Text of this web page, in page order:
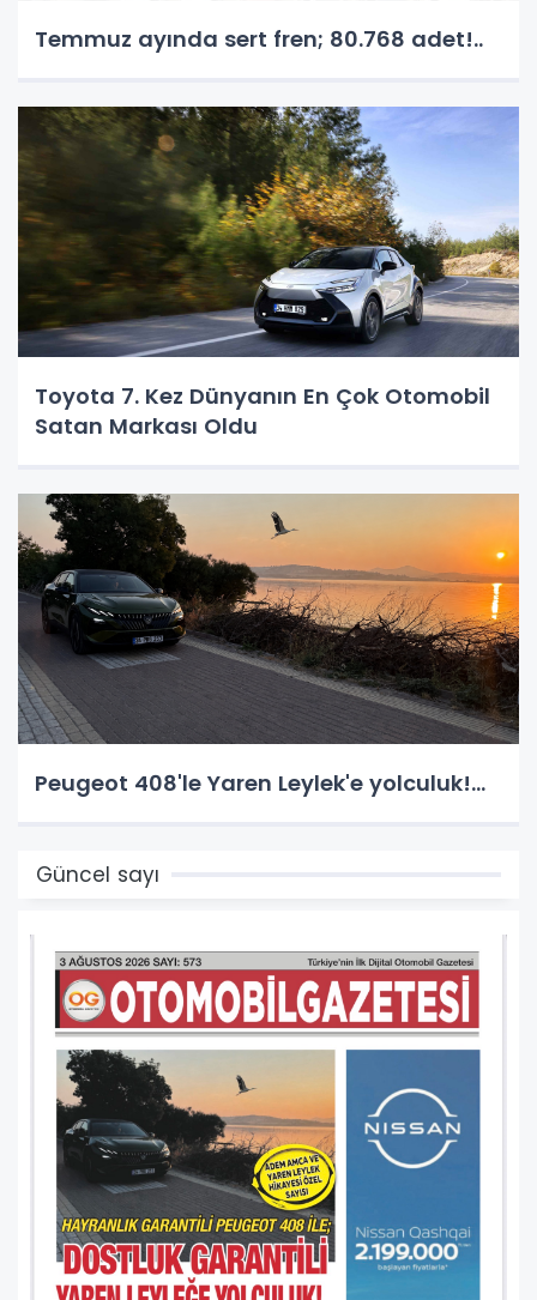
Temmuz ayında sert fren; 80.768 adet!..
Toyota 7. Kez Dünyanın En Çok Otomobil
Satan Markası Oldu
Peugeot 408'le Yaren Leylek'e yolculuk!...
Güncel sayı